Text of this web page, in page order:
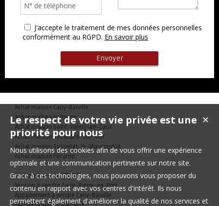
J'accepte le traitement de mes données personnelles
conformément au RGPD. En savoir plus
Achat maison Cany-Barville
Achat maison Valmont
Achat maison Saint-Valery-en-Caux
Achat maison Veulettes-sur-Mer
Achat maison Sassetot-le-Mauconduit
Achat maison Fécamp
Maison à vendre ETRETAT
Maison à vendre Saint-Pierre-en-Port
Appartement à vendre Cany-Barville
✕
Le respect de votre vie privée est une
priorité pour nous
Nous utilisons des cookies afin de vous offrir une expérience
optimale et une communication pertinente sur notre site.
Grace à ces technologies, nous pouvons vous proposer du
contenu en rapport avec vos centres d'intérêt. Ils nous
permettent également d'améliorer la qualité de nos services et